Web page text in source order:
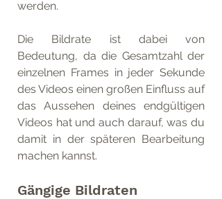
werden.
Die Bildrate ist dabei von
Bedeutung, da die Gesamtzahl der
einzelnen Frames in jeder Sekunde
des Videos einen großen Einfluss auf
das Aussehen deines endgültigen
Videos hat und auch darauf, was du
damit in der späteren Bearbeitung
machen kannst.
Gängige Bildraten